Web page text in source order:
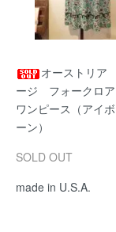
オーストリア
ージ フォークロア
ワンピース（アイ
ーン）
SOLD OUT
made in U.S.A.